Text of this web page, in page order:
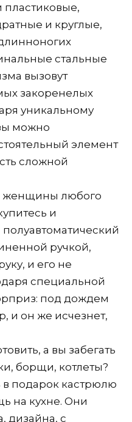
пластиковые,
и круглые,
стальные
вызовут
закоренелых
уникальному
можно
элемент
сложной
женщины любого
и
ручкой,
и его не
специальной
под дождем
и он же исчезнет,
а вы забегать
борщи, котлеты?
подарок кастрюлю
на кухне. Они
дизайна, с